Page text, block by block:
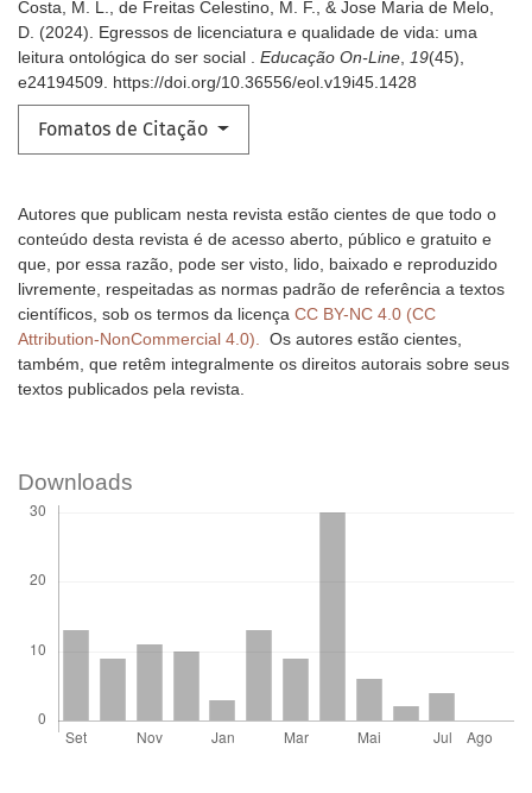
Costa, M. L., de Freitas Celestino, M. F., & Jose Maria de Melo,
D. (2024). Egressos de licenciatura e qualidade de vida: uma
leitura ontológica do ser social . Educação On-Line, 19(45),
e24194509. https://doi.org/10.36556/eol.v19i45.1428
Fomatos de Citação
Autores que publicam nesta revista estão cientes de que todo o
conteúdo desta revista é de acesso aberto, público e gratuito e
que, por essa razão, pode ser visto, lido, baixado e reproduzido
livremente, respeitadas as normas padrão de referência a textos
científicos, sob os termos da licença CC BY-NC 4.0 (CC
Attribution-NonCommercial 4.0). Os autores estão cientes,
também, que retêm integralmente os direitos autorais sobre seus
textos publicados pela revista.
Downloads